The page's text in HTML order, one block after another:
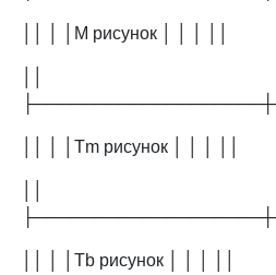
││ │ │M рисунок │ │ │ ││
││ │ │Tm рисунок │ │ │ ││
││ │ │Tb рисунок │ │ │ ││